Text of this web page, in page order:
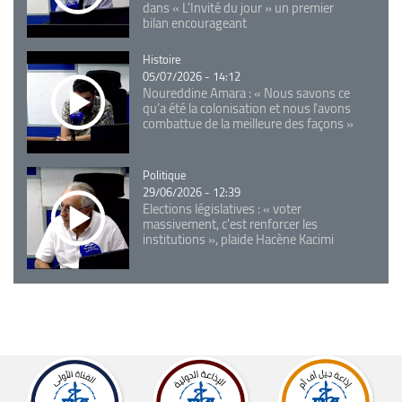
dans « L'Invité du jour » un premier
bilan encourageant
Catégorie
Histoire
05/07/2026 - 14:12
Noureddine Amara : « Nous savons ce
qu’a été la colonisation et nous l’avons
combattue de la meilleure des façons »
Catégorie
Politique
29/06/2026 - 12:39
Elections législatives : « voter
massivement, c'est renforcer les
institutions », plaide Hacène Kacimi